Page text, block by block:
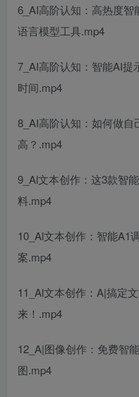
6_AI高阶认知：高热度
语言模型工具.mp4
7_AI高阶认知：智能AI提
时间.mp4
8_AI高阶认知：如何做
高？.mp4
9_Al文本创作：这3款智
料.mp4
10_Al文本创作：智能A1
案.mp4
11_Al文本创作：A|搞定
来！.mp4
12_A|图像创作：免费智
图.mp4